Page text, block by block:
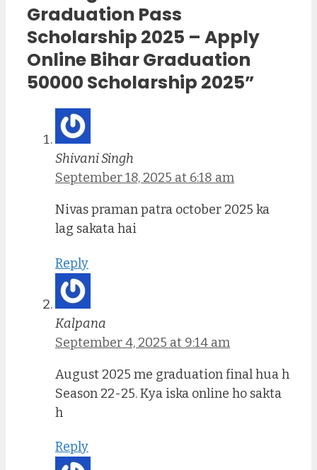
Graduation Pass
Scholarship 2025 – Apply
Online Bihar Graduation
50000 Scholarship 2025”
Shivani Singh
September 18, 2025 at 6:18 am
Nivas praman patra october 2025 ka
lag sakata hai
Reply
Kalpana
September 4, 2025 at 9:14 am
August 2025 me graduation final hua h
Season 22-25. Kya iska online ho sakta
h
Reply